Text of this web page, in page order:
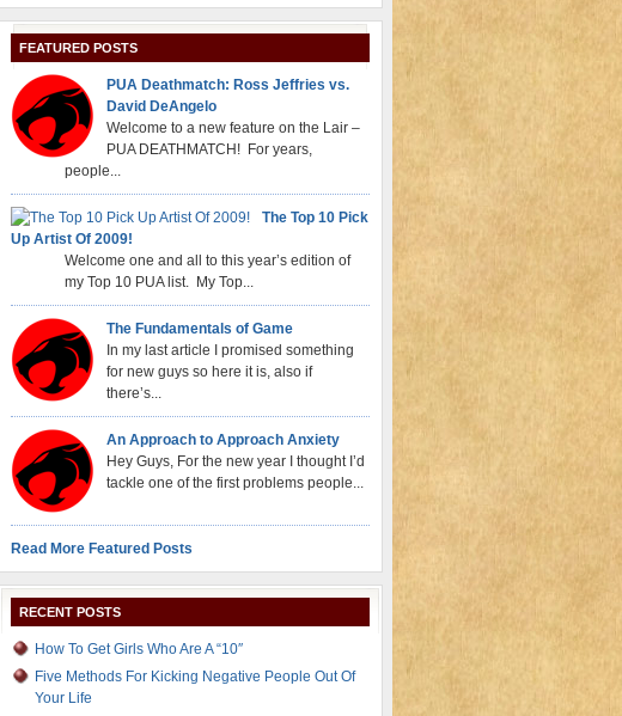
FEATURED POSTS
PUA Deathmatch: Ross Jeffries vs.
David DeAngelo
Welcome to a new feature on the Lair –
PUA DEATHMATCH! For years,
people...
The Top 10 Pick
Up Artist Of 2009!
Welcome one and all to this year’s edition of
my Top 10 PUA list. My Top...
The Fundamentals of Game
In my last article I promised something
for new guys so here it is, also if
there’s...
An Approach to Approach Anxiety
Hey Guys, For the new year I thought I’d
tackle one of the first problems people...
Read More Featured Posts
RECENT POSTS
How To Get Girls Who Are A “10″
Five Methods For Kicking Negative People Out Of
Your Life